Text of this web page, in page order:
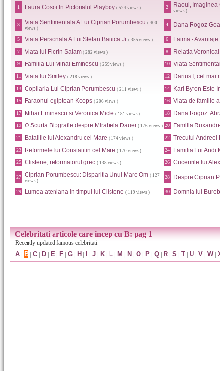
1 Laura Cosoi In Pictorialul Playboy ( 524 views ) 2 Raoul,
views )
3 Viata Sentimentala A Lui Ciprian Porumbescu ( 400
views )
4 Dana Rogoz
5 Viata Personala A Lui Stefan Banica Jr ( 355 views ) 6 Faima -
7 Viata lui Florin Salam ( 282 views ) 8 Relatia
9 Familia Lui Mihai Eminescu ( 259 views ) 10 Viata
11 Viata lui Smiley ( 218 views ) 12 Darius I, cel mai
13 Copilaria Lui Ciprian Porumbescu ( 211 views ) 14 Kari Byron Este
15 Faraonul egiptean Keops ( 206 views ) 16 Viata de familie
17 Mihai Eminescu si Veronica Micle ( 181 views ) 18 Dana Rogoz:
19 O Scurta Biografie despre Mirabela Dauer ( 176 views ) 20 Familia
21 Bataliile lui Alexandru cel Mare ( 174 views ) 22 Trecutul Andreei
23 Reformele lui Constantin cel Mare ( 170 views ) 24 Familia Lui Andi
25 Clistene, reformatorul grec ( 138 views ) 26 Cuceririle lui
27 Ciprian Porumbescu: Disparitia Unui Mare Om ( 127
views )
28 Despre Ciprian
29 Lumea ateniana in timpul lui Clistene ( 119 views ) 30 Domnia lui
Celebritati articole care incep cu B: pag 1
Recently updated famous celebritati
A | B | C | D | E | F | G | H | | J | K | L | M | N | O | P | Q | R | S | T | U | V | W|